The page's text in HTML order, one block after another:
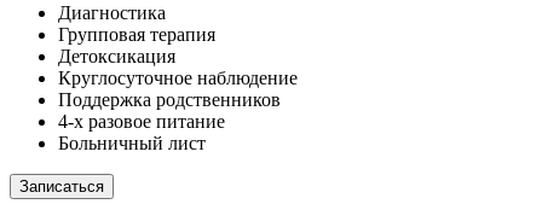
Диагностика
Групповая терапия
Детоксикация
Круглосуточное наблюдение
Поддержка родственников
4-х разовое питание
Больничный лист
Записаться